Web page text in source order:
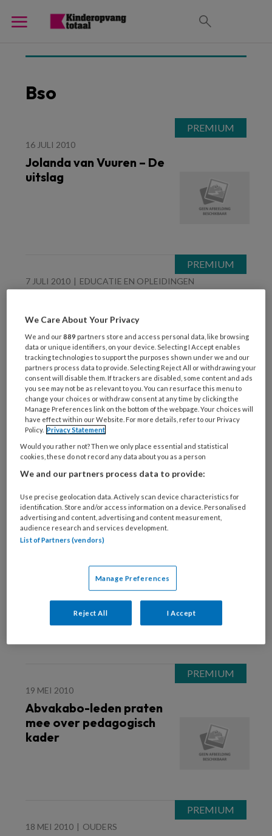
Bso
16 JULI 2010
Jolanda van Vuuren – De
uitslag
7 JULI 2010 EDUCATIE EN OPLEIDINGEN
colleges
7 JULI 2010 EDUCATIE EN OPLEIDINGEN
Nieuw: videocolleges
voor de bso
Kinderopvang wordt
duurder voor ouders
19 MEI 2010
Abvakabo-leden praten
mee over pedagogisch
kader
18 MEI 2010 OUDERS
We Care About Your Privacy
We and our889 partners store and access personal data, like browsing
data or unique identifiers, on your device. Selecting I Accept enables
tracking technologies to support the purposes shown under we and our
partners process data to provide. Selecting Reject All or withdrawing your
consent will disable them. If trackers are disabled, some content and ads
you see may not be as relevant to you. You can resurface this menu to
change your choices or withdraw consent at any time by clicking the
Manage Preferences link on the bottom of the webpage. Your choices will
have effect within our Website. For more details, refer to our Privacy
Policy. Privacy Statement
Would you rather not? Then we only place essential and statistical
cookies, these do not record any data about you as a person
We and our partners process data to provide:
Use precise geolocation data. Actively scan device characteristics for
identification. Store and/or access information on a device. Personalised
advertising and content, advertising and content measurement,
audience research and services development.
List of Partners (vendors)
Manage Preferences
Reject All I Accept